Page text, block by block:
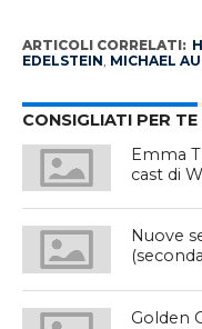
ARTICOLI CORRELATI:
EDELSTEIN, MICHAEL
CONSIGLIATI PER TE
Emma
cast di
Nuove
Golden